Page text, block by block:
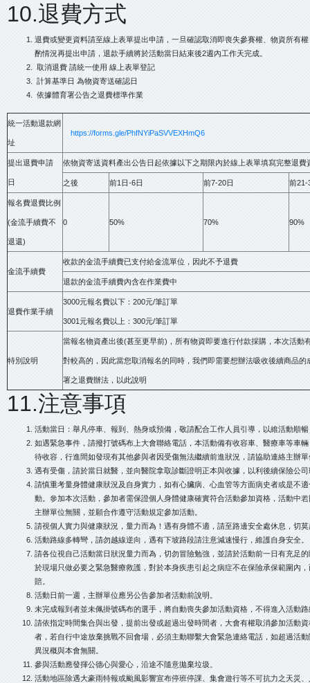
10.退費方式
退費或變更資料請至線上表單提出申請，一旦確認取消即喪失參賽權、物資所有
酌情況再提出申請，退款手續將於活動當日結束後2週內工作天完成。
取消退費 請統一使用 線上表單登記
計算基準日 為物資寄送確認日
依據體育署公告之退費標準作業
統一活動退款網
址
https://forms.gle/PhfNYiPaSVVEXHmQ6
提出退費申請
日
依物資寄送資料產出公告日起依據以下之期限內於線上表單填寫完整退費
之後 前1日-6日 前7-20日 前
報名費退費比例
(金流手續費不
退還)
0 50% 70% 90%
金流手續費
收款的金流手續費已支付給金流單位，因此不予退費
退款的金流手續費內含在作業費中
退費作業手續
3000元報名費以下：200元/筆訂單
3001元報名費以上：300元/筆訂單
特別說明
當報名物資產出後(甚至更早前)，所有物資即要進行付款採購，本次活動
對較高的，因此當您取消報名的同時，我們即需要想辦法吸收後續商品
署之退費辦法，以此說明
11.注意事項
活動當日：舉凡停車、報到、熱身或預備，敬請配合工作人員引導，以維活動順
如遇緊急事件，請撥打號碼布上大會聯絡電話，本活動備有收容車、醫療車等車
待收容，行進間如發現有其他參與者因受傷無法繼續前進狀況，請協助連絡主辦
遇有受傷，請於當日就醫，並向醫院拿取診斷證明正本與收據，以利後續保險公
請慎重考量身體健康狀況及自身實力，如有心臟病、心血管等方面病史者或是不
動。參加本次活動，參加者需保證個人身體健康確實符合活動參加資格，活動中
主辦單位無關，並願合作遵守活動規定參加活動。
請視個人實力與健康狀況，量力而為！遇有身體不適，請至路邊安全處休息，切
活動路線多轉彎，請勿越線逆向，遇有下坡路段請注意減速慢行，維護自身安全。
請各位視自己活動當日狀況量力而為，切勿冒險勉強，並請於活動前一日有充足
於現場只做必要之緊急醫療救護，對於本身疾患引起之病症不在保險承保範圍內
賠。
活動日前一週，主辦單位應另公告參加者活動前說明。
未完成報到者並未佩掛號碼布的選手，將自動喪失參加活動資格，不得進入活動
請依指定時間集合與出發，提前出發或超過出發時間者，大會有權取消參加活動
者，若自行中途放棄挑戰不回會場，必須主動聯繫大會緊急連絡電話，如超過活
異況概與本會無關。
參與活動應發揮公德心與愛心，沿途不隨意拋棄垃圾。
活動地區除遇大豪雨特報或颱風影響宣布停班停課、集會遊行等不可抗力之天災